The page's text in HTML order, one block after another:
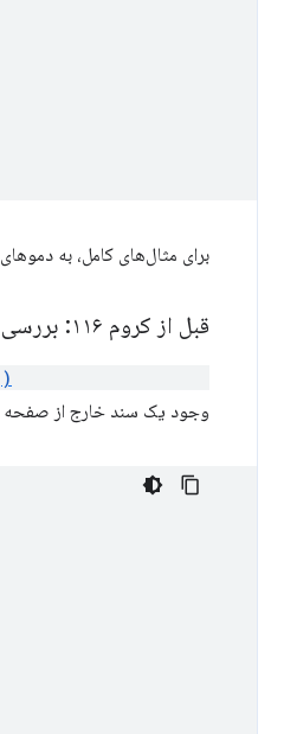
برای مثال‌های کامل، به دموهای
قبل از کروم ۱۱۶: بررسی کنید که آیا یک سند خارج از صفحه نمایش باز است یا خیر
وجود یک سند خارج از صفحه